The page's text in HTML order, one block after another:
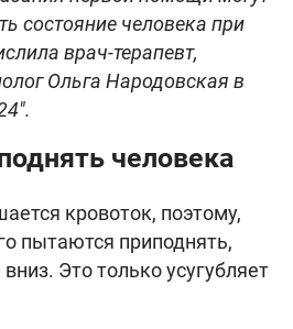
состояние человека при
врач-терапевт,
Ольга Народовская в
человека
кровоток, поэтому,
пытаются приподнять,
Это только усугубляет